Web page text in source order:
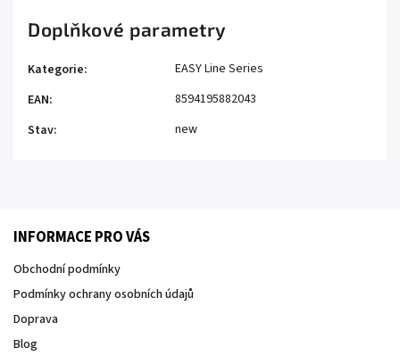
Doplňkové parametry
Kategorie:
EASY Line Series
EAN:
8594195882043
Stav: new
INFORMACE PRO VÁS
Obchodní podmínky
Podmínky ochrany osobních údajů
Doprava
Blog